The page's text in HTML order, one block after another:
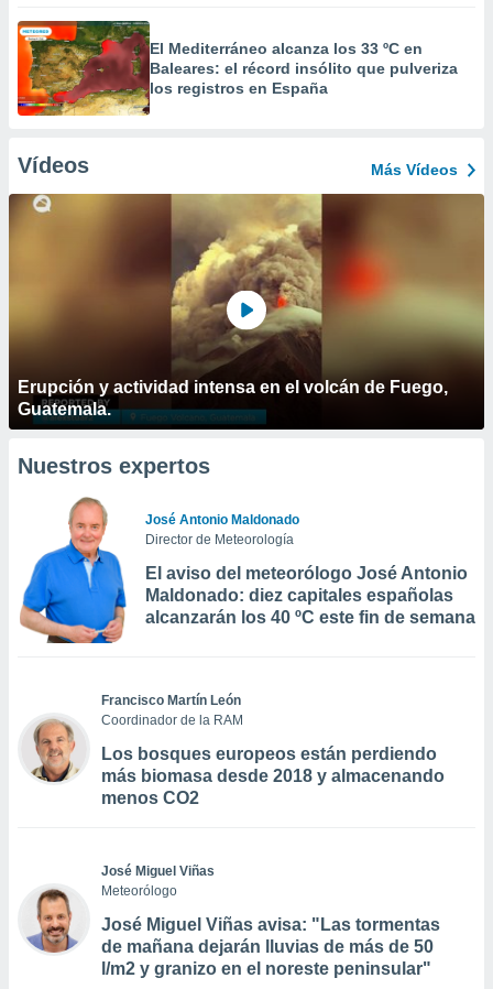
El Mediterráneo alcanza los 33 ºC en
Baleares: el récord insólito que pulveriza
los registros en España
Vídeos Más Vídeos
Erupción y actividad intensa en el volcán de Fuego,
Guatemala.
Nuestros expertos
José Antonio Maldonado
Director de Meteorología
El aviso del meteorólogo José Antonio
Maldonado: diez capitales españolas
alcanzarán los 40 ºC este fin de semana
Francisco Martín León
Coordinador de la RAM
Los bosques europeos están perdiendo
más biomasa desde 2018 y almacenando
menos CO2
José Miguel Viñas
Meteorólogo
José Miguel Viñas avisa: "Las tormentas
de mañana dejarán lluvias de más de 50
l/m2 y granizo en el noreste peninsular"